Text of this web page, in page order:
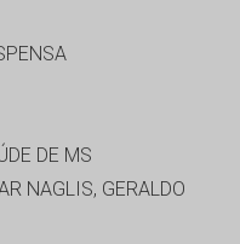
DE MS
NAGLIS, GERALDO